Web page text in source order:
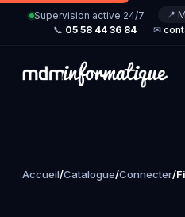
Supervision active 24/7
📍
📞 05 58 44 36 84 ✉
Accueil/Catalogue/Connecter/